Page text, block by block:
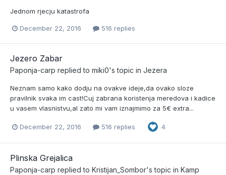
Jednom rjecju katastrofa
December 22, 2016 516 replies
Jezero Zabar
Paponja-carp replied to miki0's topic in Jezera
Neznam samo kako dodju na ovakve ideje,da ovako sloze
pravilnik svaka im cast!Cuj zabrana koristenja meredova i kadice
u vasem vlasnistvu,al zato mi vam iznajmimo za 5€ extra...
December 22, 2016 516 replies 4
Plinska Grejalica
Paponja-carp replied to Kristijan_Sombor's topic in Kamp